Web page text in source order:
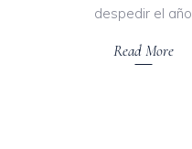
despedir el año
Read More